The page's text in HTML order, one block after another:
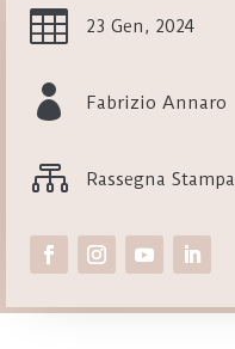
 23 Gen, 2024
 Fabrizio Annaro
 Rassegna Stampa